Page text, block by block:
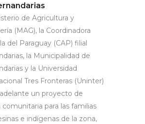
de Agricultura y
(MAG), la Coordinadora
del Paraguay (CAP) filial
la Municipalidad de
y la Universidad
Tres Fronteras (Uninter)
un proyecto de
comunitaria para las familias
e indígenas de la zona,